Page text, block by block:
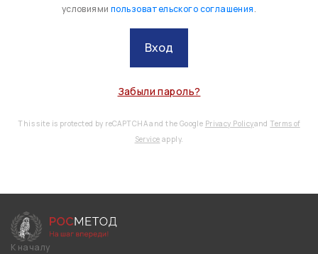
условиями пользовательского соглашения.
Вход
Забыли пароль?
This site is protected by reCAPTCHA and the Google Privacy PolicyandTerms of
Service apply.
К началу